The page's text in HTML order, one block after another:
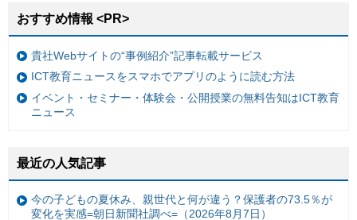
おすすめ情報 <PR>
貴社Webサイトの“事例紹介”記事転載サービス
ICT教育ニュースをスマホでアプリのように読む方法
イベント・セミナー・体験会・公開授業の無料告知はICT教育
ニュース
最近の人気記事
今の子どもの夏休み、親世代と何が違う？保護者の73.5％が
変化を実感=朝日新聞社調べ=（2026年8月7日）